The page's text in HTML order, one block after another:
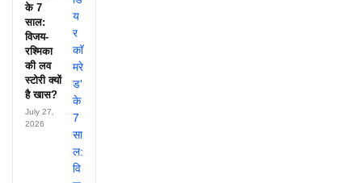
के 7
साल:
विजय-
रश्मिका
की लव
स्टोरी क्यों
है खास?
July 27,
2026